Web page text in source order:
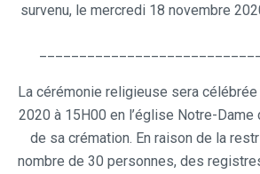
survenu, le mercredi 18 novembre
La cérémonie religieuse sera célébrée
2020 à 15H00 en l’église Notre-Dame
de sa crémation. En raison de la
nombre de 30 personnes, des